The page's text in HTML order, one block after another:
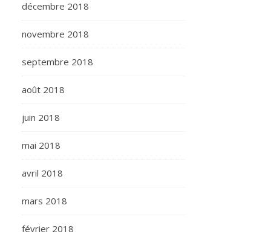
décembre 2018
novembre 2018
septembre 2018
août 2018
juin 2018
mai 2018
avril 2018
mars 2018
février 2018